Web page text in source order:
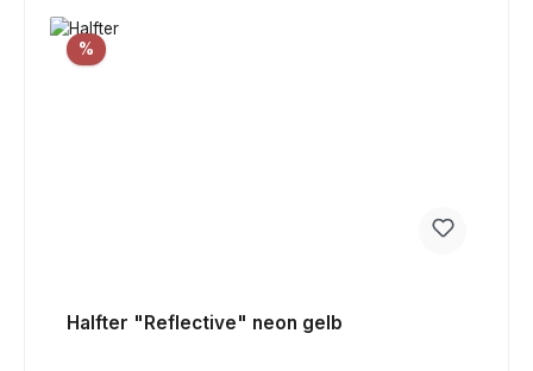
%Rabatt
Halfter "Reflective" neon gelb